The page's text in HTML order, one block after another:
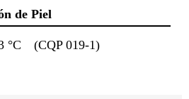
de Piel
°C
(CQP 019-1)